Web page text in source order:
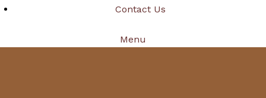
Contact Us
Menu